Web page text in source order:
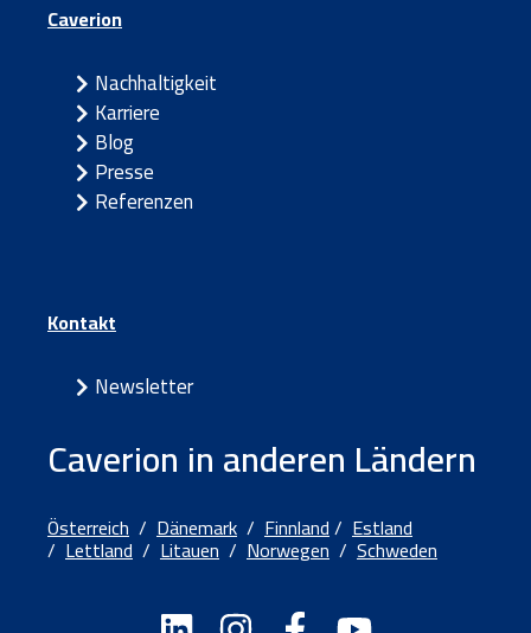
Caverion
Nachhaltigkeit
Karriere
Blog
Presse
Referenzen
Kontakt
Newsletter
Caverion in anderen Ländern
Österreich / Dänemark / Finnland/ Estland
/ Lettland / Litauen / Norwegen / Schweden